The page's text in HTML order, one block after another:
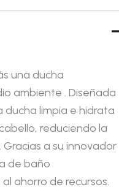
una ducha
ambiente . Diseñada
ducha limpia e hidrata
reduciendo la
a su innovador
de baño
ahorro de recursos.